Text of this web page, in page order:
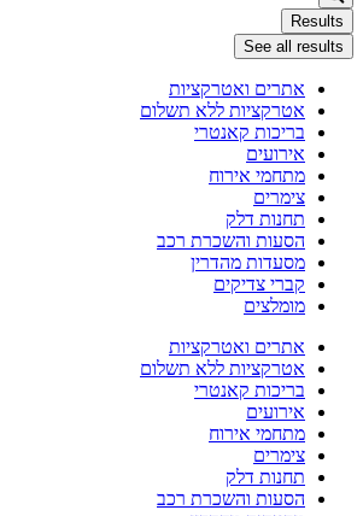
Results
See all results
אתרים ואטרקציות
אטרקציות ללא תשלום
בריכות קאנטרי
אירועים
מתחמי אירוח
צימרים
תחנות דלק
הסעות והשכרת רכב
מסעדות מהדרין
קברי צדיקים
מומלצים
אתרים ואטרקציות
אטרקציות ללא תשלום
בריכות קאנטרי
אירועים
מתחמי אירוח
צימרים
תחנות דלק
הסעות והשכרת רכב